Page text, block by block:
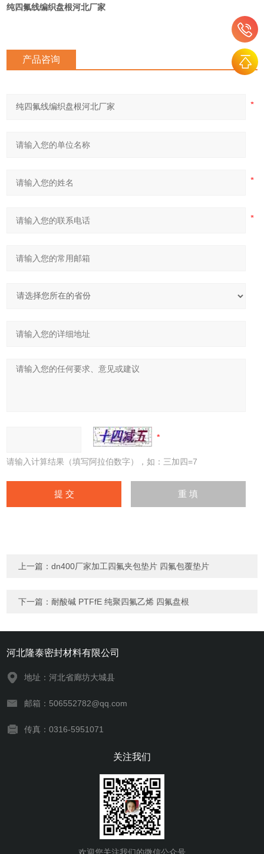
纯四氟线编织盘根河北厂家
产品咨询
请输入计算结果（填写阿拉伯数字），如：三加四=7
上一篇：dn400厂家加工四氟夹包垫片 四氟包覆垫片
下一篇： 耐酸碱 PTFfE 纯聚四氟乙烯 四氟盘根
河北隆泰密封材料有限公司
地址：河北省廊坊大城县
邮箱：506552782@qq.com
传真：0316-5951071
关注我们